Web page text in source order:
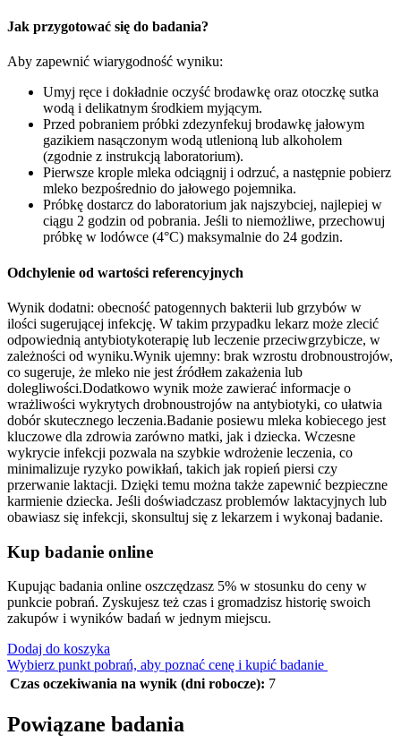
Jak przygotować się do badania?
Aby zapewnić wiarygodność wyniku:
Umyj ręce i dokładnie oczyść brodawkę oraz otoczkę sutka
wodą i delikatnym środkiem myjącym.
Przed pobraniem próbki zdezynfekuj brodawkę jałowym
gazikiem nasączonym wodą utlenioną lub alkoholem
(zgodnie z instrukcją laboratorium).
Pierwsze krople mleka odciągnij i odrzuć, a następnie pobierz
mleko bezpośrednio do jałowego pojemnika.
Próbkę dostarcz do laboratorium jak najszybciej, najlepiej w
ciągu 2 godzin od pobrania. Jeśli to niemożliwe, przechowuj
próbkę w lodówce (4°C) maksymalnie do 24 godzin.
Odchylenie od wartości referencyjnych
Wynik dodatni: obecność patogennych bakterii lub grzybów w
ilości sugerującej infekcję. W takim przypadku lekarz może zlecić
odpowiednią antybiotykoterapię lub leczenie przeciwgrzybicze, w
zależności od wyniku.Wynik ujemny: brak wzrostu drobnoustrojów,
co sugeruje, że mleko nie jest źródłem zakażenia lub
dolegliwości.Dodatkowo wynik może zawierać informacje o
wrażliwości wykrytych drobnoustrojów na antybiotyki, co ułatwia
dobór skutecznego leczenia.Badanie posiewu mleka kobiecego jest
kluczowe dla zdrowia zarówno matki, jak i dziecka. Wczesne
wykrycie infekcji pozwala na szybkie wdrożenie leczenia, co
minimalizuje ryzyko powikłań, takich jak ropień piersi czy
przerwanie laktacji. Dzięki temu można także zapewnić bezpieczne
karmienie dziecka. Jeśli doświadczasz problemów laktacyjnych lub
obawiasz się infekcji, skonsultuj się z lekarzem i wykonaj badanie.
Kup badanie online
Kupując badania online oszczędzasz 5% w stosunku do ceny w
punkcie pobrań. Zyskujesz też czas i gromadzisz historię swoich
zakupów i wyników badań w jednym miejscu.
Dodaj do koszyka
Wybierz punkt pobrań, aby poznać cenę i kupić badanie
Czas oczekiwania na wynik (dni robocze): 7
Powiązane badania